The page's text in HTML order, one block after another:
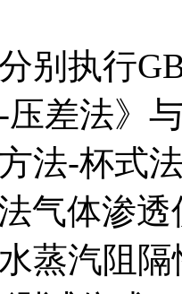
执行GB
差法》
法-杯式
气体渗
蒸汽阻